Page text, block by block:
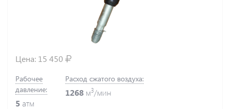
Цена: 15 450
Рабочее
давление:
5 атм
Расход сжатого воздуха:
1268 м3/мин